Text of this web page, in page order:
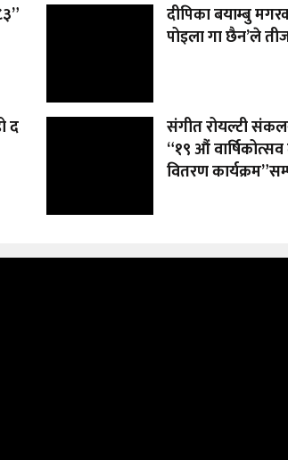
दीपिका बयाम्बु
पोइला गा छैन’ले
द
संगीत रोयल्टी
“१९ औं
वितरण